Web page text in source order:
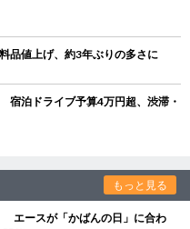
品値上げ、約3年ぶりの多さに
泊ドライブ予算4万円超、渋滞・
もっと見る
エースが「かばんの日」に合わ